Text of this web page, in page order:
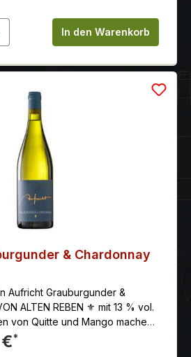
Gib den
In den Warenkorb
& Chardonnay
Aufricht Grauburgunder &
ALTEN REBEN ⚜ mit 13 % vol.
von Quitte und Mango machen
sinnlichen Trinkvergnügen.
Körper, Chardonnay die
*